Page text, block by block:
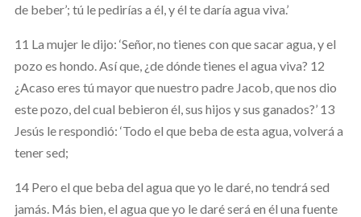
de beber’; tú le pedirías a él, y él te daría agua viva.’
11 La mujer le dijo: ‘Señor, no tienes con que sacar agua, y el
pozo es hondo. Así que, ¿de dónde tienes el agua viva? 12
¿Acaso eres tú mayor que nuestro padre Jacob, que nos dio
este pozo, del cual bebieron él, sus hijos y sus ganados?’ 13
Jesús le respondió: ‘Todo el que beba de esta agua, volverá a
tener sed;
14 Pero el que beba del agua que yo le daré, no tendrá sed
jamás. Más bien, el agua que yo le daré será en él una fuente